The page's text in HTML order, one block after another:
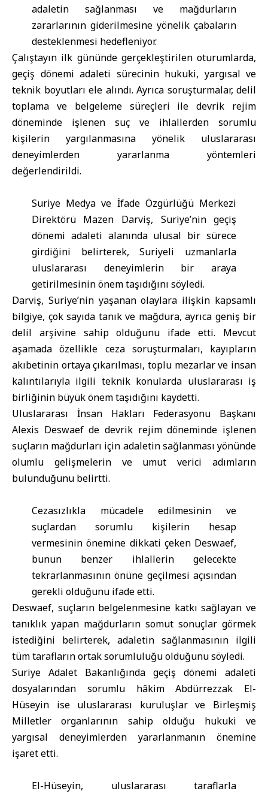
adaletin sağlanması ve mağdurların
zararlarının giderilmesine yönelik çabaların
desteklenmesi hedefleniyor.
Çalıştayın ilk gününde gerçekleştirilen oturumlarda,
geçiş dönemi adaleti sürecinin hukuki, yargısal ve
teknik boyutları ele alındı. Ayrıca soruşturmalar, delil
toplama ve belgeleme süreçleri ile devrik rejim
döneminde işlenen suç ve ihlallerden sorumlu
kişilerin yargılanmasına yönelik uluslararası
deneyimlerden yararlanma yöntemleri
değerlendirildi.
Suriye Medya ve İfade Özgürlüğü Merkezi
Direktörü Mazen Darviş, Suriye’nin geçiş
dönemi adaleti alanında ulusal bir sürece
girdiğini belirterek, Suriyeli uzmanlarla
uluslararası deneyimlerin bir araya
getirilmesinin önem taşıdığını söyledi.
Darviş, Suriye’nin yaşanan olaylara ilişkin kapsamlı
bilgiye, çok sayıda tanık ve mağdura, ayrıca geniş bir
delil arşivine sahip olduğunu ifade etti. Mevcut
aşamada özellikle ceza soruşturmaları, kayıpların
akıbetinin ortaya çıkarılması, toplu mezarlar ve insan
kalıntılarıyla ilgili teknik konularda uluslararası iş
birliğinin büyük önem taşıdığını kaydetti.
Uluslararası İnsan Hakları Federasyonu Başkanı
Alexis Deswaef de devrik rejim döneminde işlenen
suçların mağdurları için adaletin sağlanması yönünde
olumlu gelişmelerin ve umut verici adımların
bulunduğunu belirtti.
Cezasızlıkla mücadele edilmesinin ve
suçlardan sorumlu kişilerin hesap
vermesinin önemine dikkati çeken Deswaef,
bunun benzer ihlallerin gelecekte
tekrarlanmasının önüne geçilmesi açısından
gerekli olduğunu ifade etti.
Deswaef, suçların belgelenmesine katkı sağlayan ve
tanıklık yapan mağdurların somut sonuçlar görmek
istediğini belirterek, adaletin sağlanmasının ilgili
tüm tarafların ortak sorumluluğu olduğunu söyledi.
Suriye Adalet Bakanlığında geçiş dönemi adaleti
dosyalarından sorumlu hâkim Abdürrezzak El-
Hüseyin ise uluslararası kuruluşlar ve Birleşmiş
Milletler organlarının sahip olduğu hukuki ve
yargısal deneyimlerden yararlanmanın önemine
işaret etti.
El-Hüseyin, uluslararası taraflarla